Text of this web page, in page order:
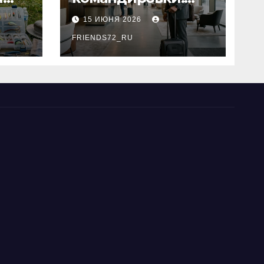
основные
критерии выбора
15 ИЮНЯ 2026
FRIENDS72_RU